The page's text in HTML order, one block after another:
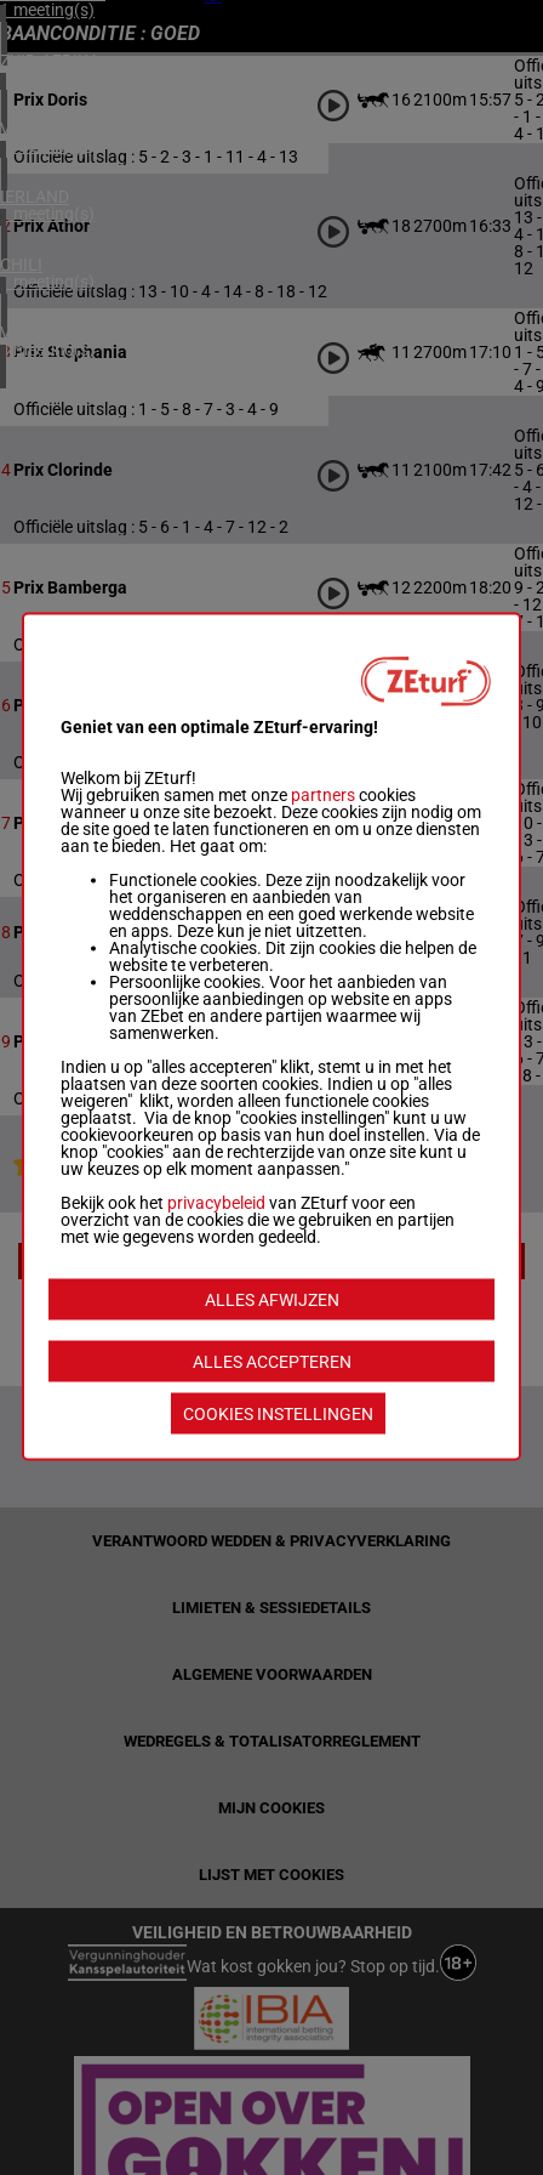
1 meeting(s)
ZUID-AFRIKA
1 meeting(s)
VERENIGD KONINKRIJK
4 meeting(s)
IERLAND
1 meeting(s)
CHILI
1 meeting(s)
VERENIGDE STATEN
4 meeting(s)
BAANCONDITIE : GOED
Prix Doris 162100m15:575 -
- 1
4 -
Officiële uitslag : 5 - 2 - 3 - 1 - 11 - 4 - 13
2Prix Athor 182700m16:33 13
4 -
8 -
12
Officiële uitslag : 13 - 10 - 4 - 14 - 8 - 18 - 12
3 Prix Stéphania 11 2700m17:10 1 -
- 7
4 -
Officiële uitslag : 1 - 5 - 8 - 7 - 3 - 4 - 9
4Prix Clorinde 11 2100m17:42 5 -
- 4
12
Officiële uitslag : 5 - 6 - 1 - 4 - 7 - 12 - 2
5Prix Bamberga 122200m18:209 -
-
7 -
Officiële uitslag : 9 - 2 - 4 - 12 - 3 - 7 - 10
6 Prix Chloé 2200m18:56
3 -
-
Officiële uitslag : 3 - 9 - 8 - 10 - 4 - 1
7Prix de Fenain 142200m19:29
10
13
6 -
Officiële uitslag : 10 - 8 - 13 - 4 - 6 - 7 - 9
8 Prix Euphrosyne
7 -
- 1
Officiële uitslag : 7 - 9 - 5 - 1
9 Prix Emma
13
6 -
- 8
Officiële uitslag : 13 - 5 - 6 - 7 - 2 - 8 - 9
Jouw favoriete paarden
VERANTWOORD WEDDEN & PRIVACYVERKLARING
LIMIETEN & SESSIEDETAILS
ALGEMENE VOORWAARDEN
WEDREGELS & TOTALISATORREGLEMENT
MIJN COOKIES
LIJST MET COOKIES
VEILIGHEID EN BETROUWBAARHEID
Wat kost gokken jou? Stop op tijd.
Geniet van een optimale ZEturf-ervaring!
Welkom bij ZEturf!
Wij gebruiken samen met onze partnerscookies
wanneer u onze site bezoekt. Deze cookies zijn nodig om
de site goed te laten functioneren en om u onze diensten
aan te bieden. Het gaat om:
Functionele cookies. Deze zijn noodzakelijk voor
het organiseren en aanbieden van
weddenschappen en een goed werkende website
en apps. Deze kun je niet uitzetten.
Analytische cookies. Dit zijn cookies die helpen de
website te verbeteren.
Persoonlijke cookies. Voor het aanbieden van
persoonlijke aanbiedingen op website en apps
van ZEbet en andere partijen waarmee wij
samenwerken.
Indien u op "alles accepteren" klikt, stemt u in met het
plaatsen van deze soorten cookies. Indien u op "alles
weigeren" klikt, worden alleen functionele cookies
geplaatst. Via de knop "cookies instellingen" kunt u uw
cookievoorkeuren op basis van hun doel instellen. Via de
knop "cookies" aan de rechterzijde van onze site kunt u
uw keuzes op elk moment aanpassen."
Bekijk ook het privacybeleid van ZEturf voor een
overzicht van de cookies die we gebruiken en partijen
met wie gegevens worden gedeeld.
ALLES ACCEPTEREN
ALLES AFWIJZEN
COOKIES INSTELLINGEN